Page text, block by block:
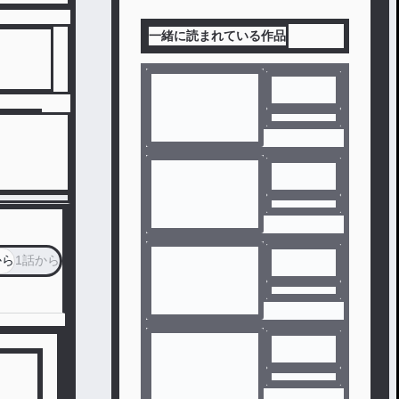
1話から
一緒に読まれている作品